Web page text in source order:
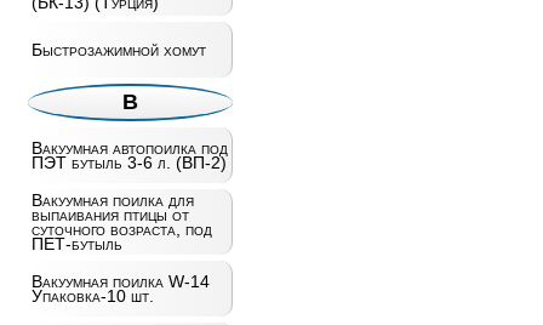
Быстрозажимной хомут
В
Вакуумная автопоилка под
ПЭТ бутыль 3-6 л. (ВП-2)
Вакуумная поилка для
выпаивания птицы от
суточного возраста, под
ПЕТ-бутыль
Вакуумная поилка W-14
Упаковка-10 шт.